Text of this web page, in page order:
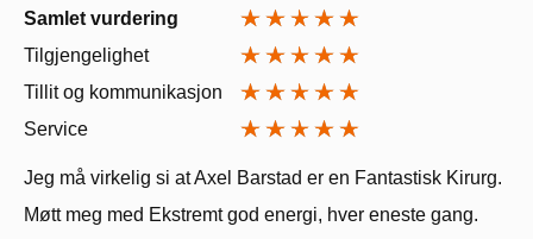
Samlet vurdering
Tilgjengelighet
Tillit og kommunikasjon
Service
Jeg må virkelig si at Axel Barstad er en Fantastisk Kirurg.
Møtt meg med Ekstremt god energi, hver eneste gang.